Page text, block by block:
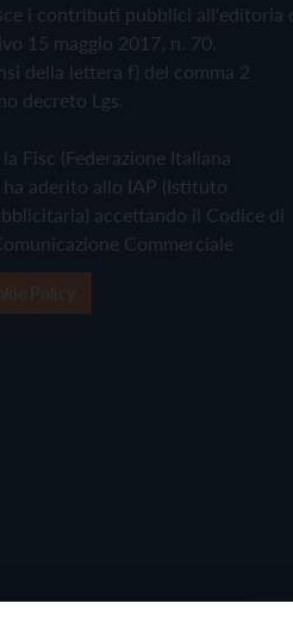
i contributi pubblici all'editoria
15 maggio 2017, n. 70.
della lettera f) del comma 2
decreto Lgs.
Fisc (Federazione Italiana
aderito allo IAP (Istituto
accettando il Codice di
Commerciale